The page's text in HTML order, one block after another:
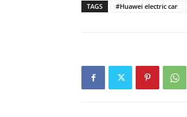
TAGS #Huawei electric car